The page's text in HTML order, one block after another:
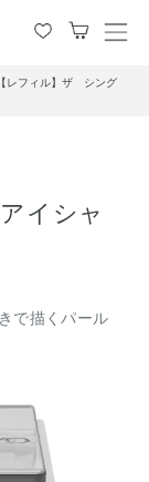
メ
【レフィル】ザ シング
イシャ
で描くパール